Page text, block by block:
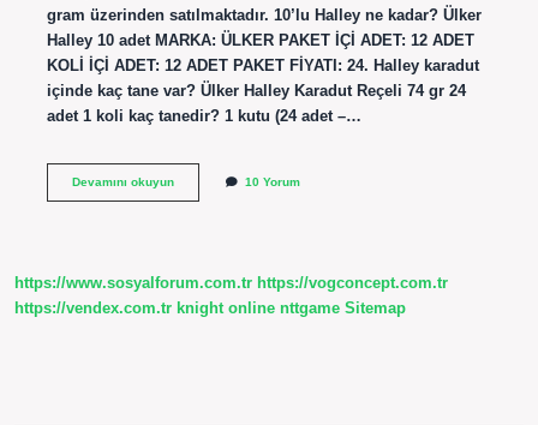
gram üzerinden satılmaktadır. 10’lu Halley ne kadar? Ülker
Halley 10 adet MARKA: ÜLKER PAKET İÇİ ADET: 12 ADET
KOLİ İÇİ ADET: 12 ADET PAKET FİYATI: 24. Halley karadut
içinde kaç tane var? Ülker Halley Karadut Reçeli 74 gr 24
adet 1 koli kaç tanedir? 1 kutu (24 adet –…
Devamını okuyunHalley
10 Yorum
https://www.sosyalforum.com.tr https://vogconcept.com.tr
https://vendex.com.tr knight online nttgame Sitemap